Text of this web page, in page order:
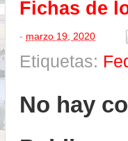
Fichas de
- marzo 19, 2020
Etiquetas:
No hay